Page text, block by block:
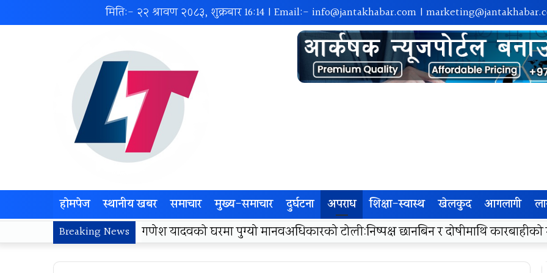
मिति:- २२ श्रावण २०८३, शुक्रबार16:14 | Email:- info@jantakhabar.com |
होमपेज स्थानीय खबर समाचार मुख्य-समाचार दुर्घटना अपराध शिक्षा-स्वास्थ खेलकुद आगलागी
Breaking News लोकज्योती उत्थान केन्द्रद्वारा अम्बासमा १०५ विपन्न विद्यार्थीलाई शैक्षिक तथा खेलकुद